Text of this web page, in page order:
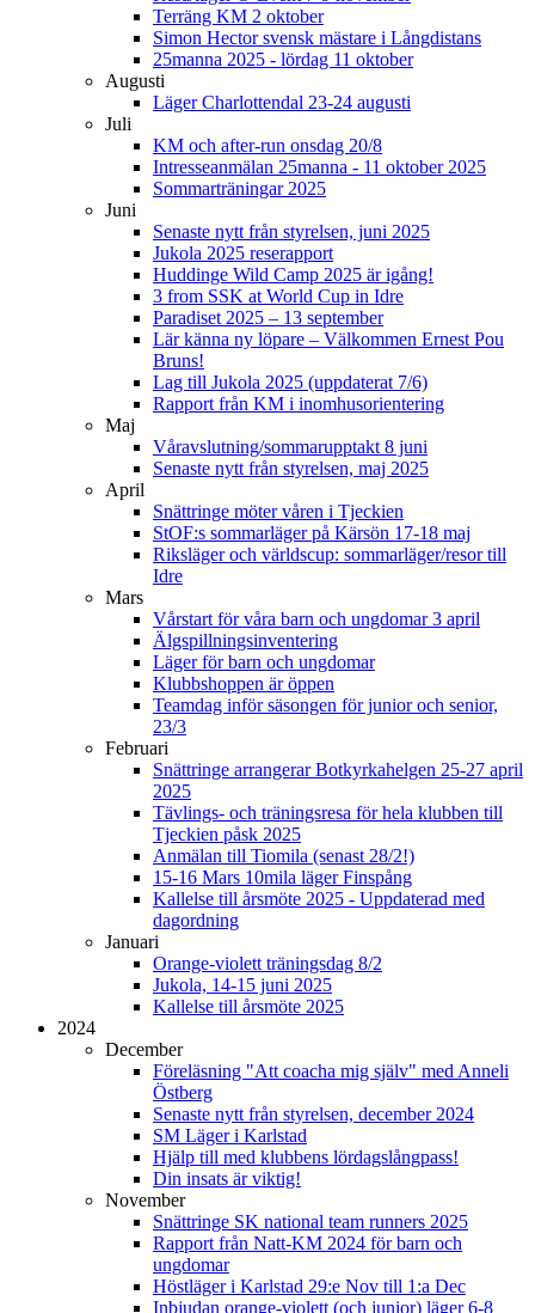
Terräng KM 2 oktober
Simon Hector svensk mästare i Långdistans
25manna 2025 - lördag 11 oktober
Augusti
Läger Charlottendal 23-24 augusti
Juli
KM och after-run onsdag 20/8
Intresseanmälan 25manna - 11 oktober 2025
Sommarträningar 2025
Juni
Senaste nytt från styrelsen, juni 2025
Jukola 2025 reserapport
Huddinge Wild Camp 2025 är igång!
3 from SSK at World Cup in Idre
Paradiset 2025 – 13 september
Lär känna ny löpare – Välkommen Ernest Pou
Bruns!
Lag till Jukola 2025 (uppdaterat 7/6)
Rapport från KM i inomhusorientering
Maj
Våravslutning/sommarupptakt 8 juni
Senaste nytt från styrelsen, maj 2025
April
Snättringe möter våren i Tjeckien
StOF:s sommarläger på Kärsön 17-18 maj
Riksläger och världscup: sommarläger/resor till
Idre
Mars
Vårstart för våra barn och ungdomar 3 april
Älgspillningsinventering
Läger för barn och ungdomar
Klubbshoppen är öppen
Teamdag inför säsongen för junior och senior,
23/3
Februari
Snättringe arrangerar Botkyrkahelgen 25-27 april
2025
Tävlings- och träningsresa för hela klubben till
Tjeckien påsk 2025
Anmälan till Tiomila (senast 28/2!)
15-16 Mars 10mila läger Finspång
Kallelse till årsmöte 2025 - Uppdaterad med
dagordning
Januari
Orange-violett träningsdag 8/2
Jukola, 14-15 juni 2025
Kallelse till årsmöte 2025
2024
December
Föreläsning "Att coacha mig själv" med Anneli
Östberg
Senaste nytt från styrelsen, december 2024
SM Läger i Karlstad
Hjälp till med klubbens lördagslångpass!
Din insats är viktig!
November
Snättringe SK national team runners 2025
Rapport från Natt-KM 2024 för barn och
ungdomar
Höstläger i Karlstad 29:e Nov till 1:a Dec
Inbjudan orange-violett (och junior) läger 6-8